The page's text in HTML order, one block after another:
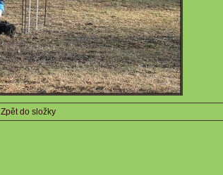
Zpět do složky